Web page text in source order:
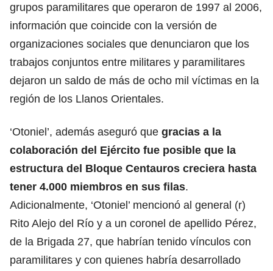
grupos paramilitares que operaron de 1997 al 2006,
información que coincide con la versión de
organizaciones sociales que denunciaron que los
trabajos conjuntos entre militares y paramilitares
dejaron un saldo de más de ocho mil víctimas en la
región de los Llanos Orientales.
‘Otoniel’, además aseguró que gracias a la
colaboración del Ejército fue posible que la
estructura del Bloque Centauros creciera hasta
tener 4.000 miembros en sus filas.
Adicionalmente, ‘Otoniel’ mencionó al general (r)
Rito Alejo del Río y a un coronel de apellido Pérez,
de la Brigada 27, que habrían tenido vínculos con
paramilitares y con quienes habría desarrollado